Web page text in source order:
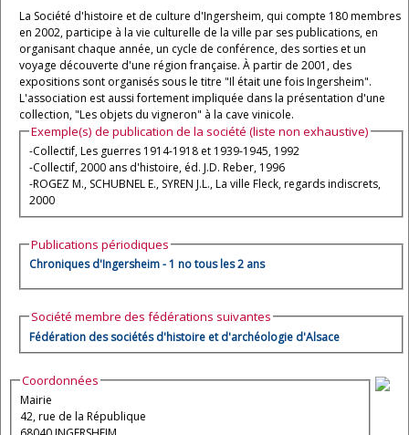
La Société d'histoire et de culture d'Ingersheim, qui compte 180 membres
en 2002, participe à la vie culturelle de la ville par ses publications, en
organisant chaque année, un cycle de conférence, des sorties et un
voyage découverte d'une région française. À partir de 2001, des
expositions sont organisés sous le titre "Il était une fois Ingersheim".
L'association est aussi fortement impliquée dans la présentation d'une
collection, "Les objets du vigneron" à la cave vinicole.
Exemple(s) de publication de la société (liste non exhaustive)
-Collectif, Les guerres 1914-1918 et 1939-1945, 1992
-Collectif, 2000 ans d'histoire, éd. J.D. Reber, 1996
-ROGEZ M., SCHUBNEL E., SYREN J.L., La ville Fleck, regards indiscrets,
2000
Publications périodiques
Chroniques d'Ingersheim - 1 no tous les 2 ans
Société membre des fédérations suivantes
Fédération des sociétés d'histoire et d'archéologie d'Alsace
Coordonnées
Mairie
42, rue de la République